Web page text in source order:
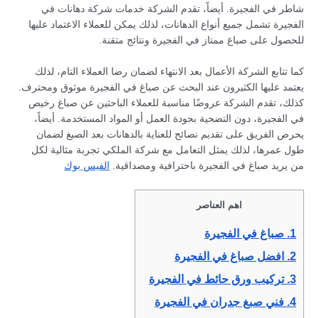
شاطر في الفجيرة. أيضاً، تقدم الشركة خدمات شركة دهانات في
الفجيرة تشمل جميع أنواع الدهانات، لذلك يمكن للعملاء الاعتماد عليها
للحصول على صباغ ممتاز في الفجيرة ونتائج متقنة.
كما تتابع الشركة الأعمال بعد الانتهاء لضمان رضا العملاء التام، لذلك
يعتمد عليها الكثيرون عند البحث عن صباغ في الفجيرة موثوق ومحترف.
كذلك، تقدم الشركة عروضًا مناسبة للعملاء الباحثين عن صباغ رخيص
في الفجيرة، دون التضحية بجودة العمل أو المواد المستخدمة. أيضاً،
يحرص الفريق على تقديم نصائح للعناية بالدهانات بعد الصبغ لضمان
طول عمرها، لذلك يمثل التعامل مع شركة الملكي تجربة مثالية لكل
من يريد صباغ في الفجيرة باحترافية ومصداقية.
الفيس بوك
اهم العناصر
1. صباغ في الفجيرة
2.
افضل صباغ في الفجيرة
3. تركيب ورق حائط في الفجيرة
4. فني صبغ جدران في الفجيرة